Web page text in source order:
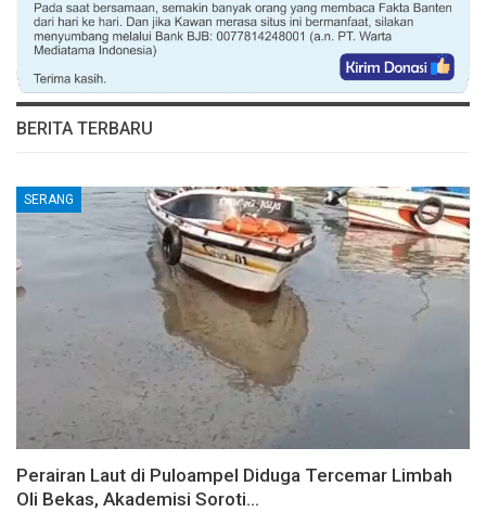
BERITA TERBARU
SERANG
Perairan Laut di Puloampel Diduga Tercemar Limbah
Oli Bekas, Akademisi Soroti…